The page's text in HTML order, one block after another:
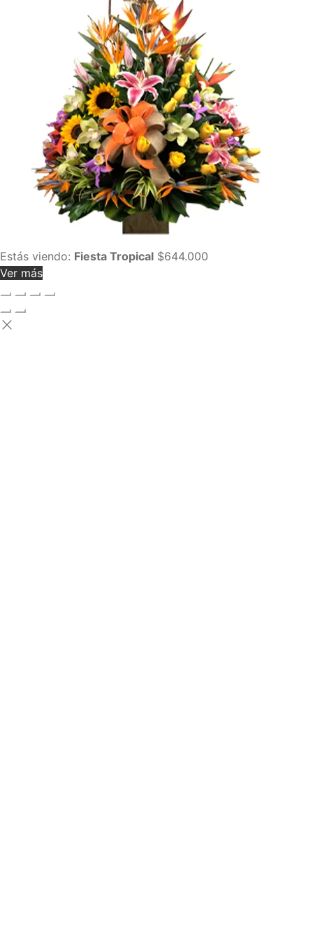
Estás viendo: Fiesta Tropical $644.000
Ver más